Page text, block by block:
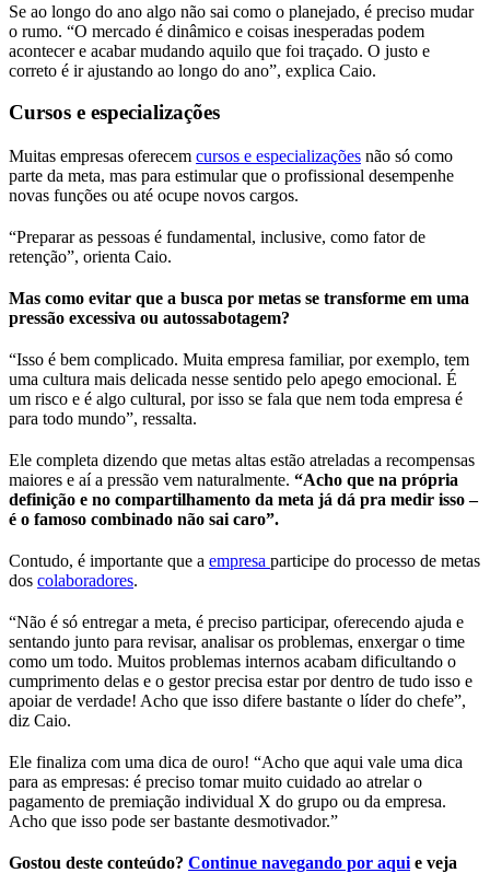
Se ao longo do ano algo não sai como o planejado, é preciso mudar
o rumo. “O mercado é dinâmico e coisas inesperadas podem
acontecer e acabar mudando aquilo que foi traçado. O justo e
correto é ir ajustando ao longo do ano”, explica Caio.
Cursos e especializações
Muitas empresas oferecem cursos e especializações não só como
parte da meta, mas para estimular que o profissional desempenhe
novas funções ou até ocupe novos cargos.
“Preparar as pessoas é fundamental, inclusive, como fator de
retenção”, orienta Caio.
Mas como evitar que a busca por metas se transforme em uma
pressão excessiva ou autossabotagem?
“Isso é bem complicado. Muita empresa familiar, por exemplo, tem
uma cultura mais delicada nesse sentido pelo apego emocional. É
um risco e é algo cultural, por isso se fala que nem toda empresa é
para todo mundo”, ressalta.
Ele completa dizendo que metas altas estão atreladas a recompensas
maiores e aí a pressão vem naturalmente. “Acho que na própria
definição e no compartilhamento da meta já dá pra medir isso –
é o famoso combinado não sai caro”.
Contudo, é importante que a empresa participe do processo de metas
dos colaboradores.
“Não é só entregar a meta, é preciso participar, oferecendo ajuda e
sentando junto para revisar, analisar os problemas, enxergar o time
como um todo. Muitos problemas internos acabam dificultando o
cumprimento delas e o gestor precisa estar por dentro de tudo isso e
apoiar de verdade! Acho que isso difere bastante o líder do chefe”,
diz Caio.
Ele finaliza com uma dica de ouro! “Acho que aqui vale uma dica
para as empresas: é preciso tomar muito cuidado ao atrelar o
pagamento de premiação individual X do grupo ou da empresa.
Acho que isso pode ser bastante desmotivador.”
Gostou deste conteúdo? Continue navegando por aquie veja